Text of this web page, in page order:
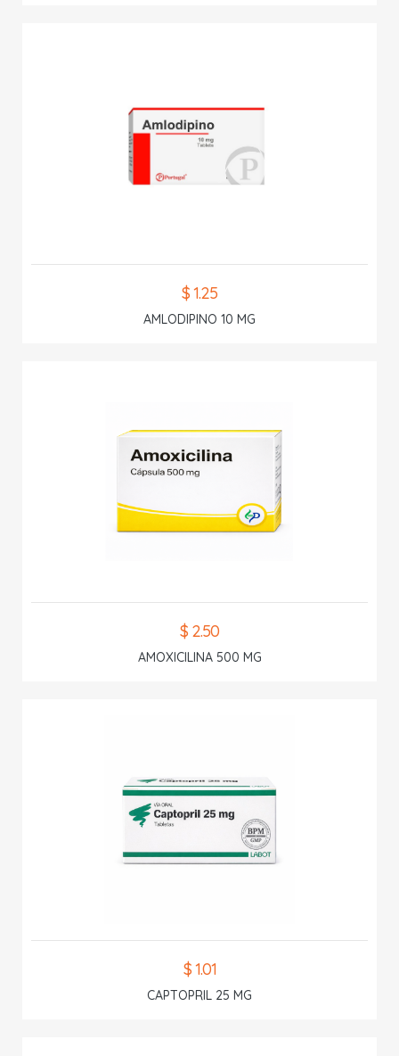
$ 1.25
AMLODIPINO 10 MG
$ 2.50
AMOXICILINA 500 MG
$ 1.01
CAPTOPRIL 25 MG